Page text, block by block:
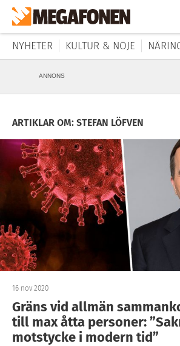
NYHETER KULTUR & NÖJE
ANNONS
ARTIKLAR OM: STEFAN LÖFVEN
16 nov 2020
Gräns vid allmän
till max åtta personer:
motstycke i modern tid”